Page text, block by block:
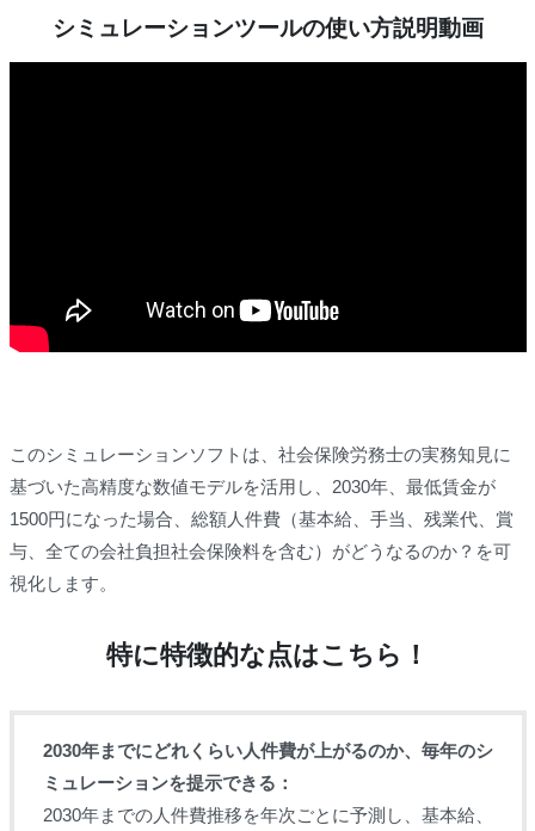
シミュレーションツールの使い方説明動画
このシミュレーションソフトは、社会保険労務士の実務知見に
基づいた高精度な数値モデルを活用し、2030年、最低賃金が
1500円になった場合、総額人件費（基本給、手当、残業代、賞
与、全ての会社負担社会保険料を含む）がどうなるのか？を可
視化します。
特に特徴的な点はこちら！
2030年までにどれくらい人件費が上がるのか、毎年のシ
ミュレーションを提示できる：
2030年までの人件費推移を年次ごとに予測し、基本給、